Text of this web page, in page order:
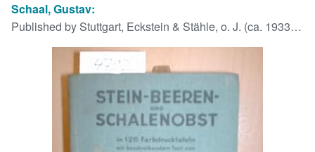
Browse Collections
Schaal, Gustav:
Published by Stuttgart, Eckstein & Stähle, o. J. (ca. 1933)., 1933